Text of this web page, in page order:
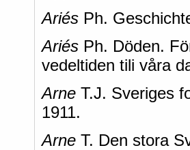
Ariés Ph.
Ariés Ph. Döden.
vedeltiden tili våra
Arne T.J. Sveriges
1911.
Arne T. Den stora